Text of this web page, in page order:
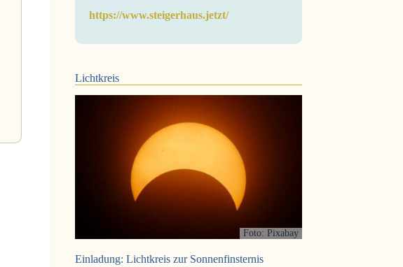
https://www.steigerhaus.jetzt/
Lichtkreis
Foto: Pixabay
Einladung: Lichtkreis zur Sonnenfinsternis